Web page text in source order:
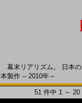
幕末リアリズム。 日本
本製作 -- 2010年～
51 件中 1 ～